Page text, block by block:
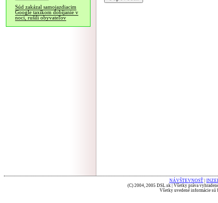
Súd zakázal samojazdiacim
Google taxíkom dobíjanie v
noci, rušili obyvateľov
NÁVŠTEVNOSŤ
(C) 2004, 2005 DSL.sk | Všetky práva
Všetky uvedené informácie sú